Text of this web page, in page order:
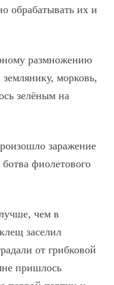
обрабатывать их и
размножению
морковь,
зелёным на
заражение
фиолетового
чем в
заселил
от грибковой
пришлось